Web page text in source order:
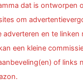
dat is ontworpen
om
adverteren en te linken
een kleine
of links